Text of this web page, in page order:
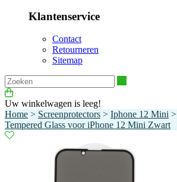
Klantenservice
Contact
Retourneren
Sitemap
Uw winkelwagen is leeg!
Home > Screenprotectors > Iphone 12 Mini >
Tempered Glass voor iPhone 12 Mini Zwart